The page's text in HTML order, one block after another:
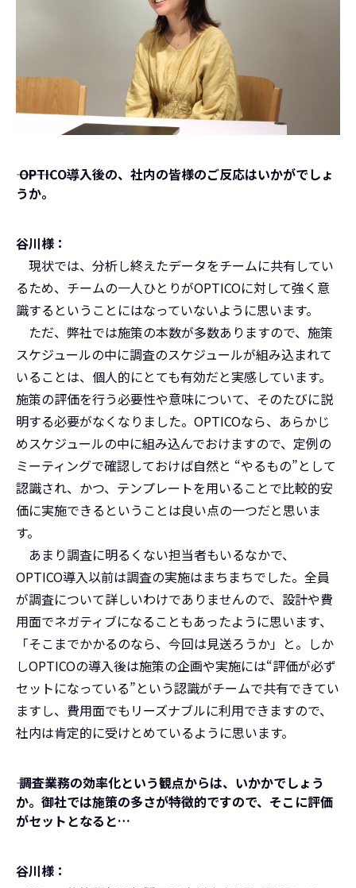
――― OPTICO導入後の、社内の皆様のご反応はいかがでしょ
うか。
谷川様：
現状では、分析し終えたデータをチームに共有してい
るため、チームの一人ひとりがOPTICOに対して強く意
識するということにはなっていないように思います。
ただ、弊社では施策の本数が多数ありますので、施策
スケジュールの中に調査のスケジュールが組み込まれて
いることは、個人的にとても有効だと実感しています。
施策の評価を行う必要性や意味について、そのたびに説
明する必要がなくなりました。OPTICOなら、あらかじ
めスケジュールの中に組み込んでおけますので、定例の
ミーティングで確認しておけば自然と “やるもの”として
認識され、かつ、テンプレートを用いることで比較的安
価に実施できるということは良い点の一つだと思いま
す。
あまり調査に明るくない担当者もいるなかで、
OPTICO導入以前は調査の実施はまちまちでした。全員
が調査について詳しいわけでありませんので、設計や費
用面でネガティブになることもあったように思います、
「そこまでかかるのなら、今回は見送ろうか」と。しか
しOPTICOの導入後は施策の企画や実施には“評価が必ず
セットになっている”という認識がチームで共有できてい
ますし、費用面でもリーズナブルに利用できますので、
社内は肯定的に受けとめているように思います。
――― 調査業務の効率化という観点からは、いかかでしょう
か。御社では施策の多さが特徴的ですので、そこに評価
がセットとなると…
谷川様：